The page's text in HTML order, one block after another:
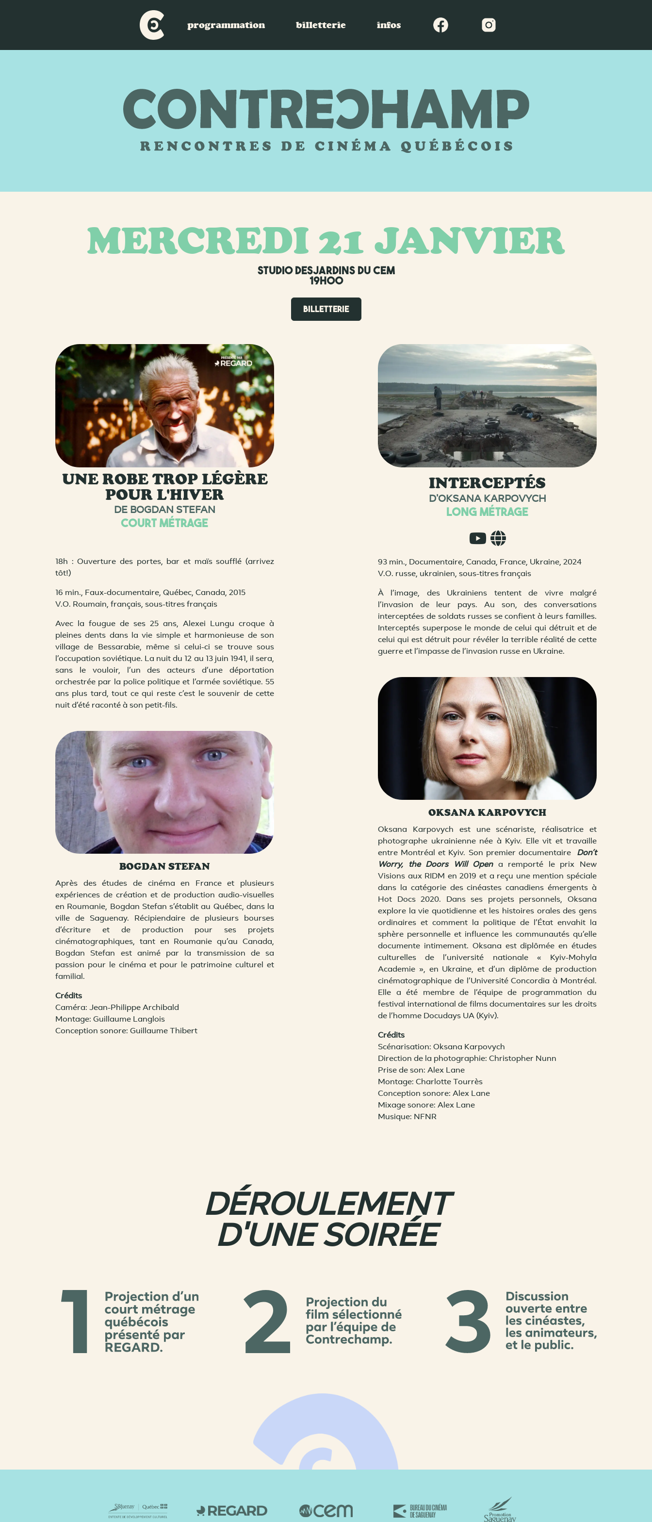
programmation billetterie infos
MERCREDI 21 JANVIER
STUDIO DESJARDINS DU CEM
19H00
BILLETTERIE
UNE ROBE TROP LÉGÈRE
POUR L'HIVER
DE BOGDAN STEFAN
COURT MÉTRAGE
18h : Ouverture des portes, bar et maïs soufflé (arrivez
tôt!)
16 min., Faux-documentaire, Québec, Canada, 2015
V.O. Roumain, français, sous-titres français
Avec la fougue de ses 25 ans, Alexei Lungu croque à
pleines dents dans la vie simple et harmonieuse de son
village de Bessarabie, même si celui-ci se trouve sous
l’occupation soviétique. La nuit du 12 au 13 juin 1941, il sera,
sans le vouloir, l’un des acteurs d’une déportation
orchestrée par la police politique et l’armée soviétique. 55
ans plus tard, tout ce qui reste c’est le souvenir de cette
nuit d’été raconté à son petit-fils.
BOGDAN STEFAN
Après des études de cinéma en France et plusieurs
expériences de création et de production audio-visuelles
en Roumanie, Bogdan Stefan s’établit au Québec, dans la
ville de Saguenay. Récipiendaire de plusieurs bourses
d’écriture et de production pour ses projets
cinématographiques, tant en Roumanie qu’au Canada,
Bogdan Stefan est animé par la transmission de sa
passion pour le cinéma et pour le patrimoine culturel et
familial.
Crédits
Caméra: Jean-Philippe Archibald
Montage: Guillaume Langlois
Conception sonore: Guillaume Thibert
INTERCEPTÉS
D'OKSANA KARPOVYCH
LONG MÉTRAGE
93 min., Documentaire, Canada, France, Ukraine, 2024
V.O. russe, ukrainien, sous-titres français
À l’image, des Ukrainiens tentent de vivre malgré
l’invasion de leur pays. Au son, des conversations
interceptées de soldats russes se confient à leurs familles.
Interceptés superpose le monde de celui qui détruit et de
celui qui est détruit pour révéler la terrible réalité de cette
guerre et l’impasse de l’invasion russe en Ukraine.
OKSANA KARPOVYCH
Oksana Karpovych est une scénariste, réalisatrice et
photographe ukrainienne née à Kyiv. Elle vit et travaille
entre Montréal et Kyiv. Son premier documentaire Don’t
Worry, the Doors Will Opena remporté le prix New
Visions aux RIDM en 2019 et a reçu une mention spéciale
dans la catégorie des cinéastes canadiens émergents à
Hot Docs 2020. Dans ses projets personnels, Oksana
explore la vie quotidienne et les histoires orales des gens
ordinaires et comment la politique de l’État envahit la
sphère personnelle et influence les communautés qu’elle
documente intimement. Oksana est diplômée en études
culturelles de l’université nationale « Kyiv-Mohyla
Academie », en Ukraine, et d’un diplôme de production
cinématographique de l’Université Concordia à Montréal.
Elle a été membre de l’équipe de programmation du
festival international de films documentaires sur les droits
de l’homme Docudays UA (Kyiv).
Crédits
Scénarisation: Oksana Karpovych
Direction de la photographie: Christopher Nunn
Prise de son: Alex Lane
Montage: Charlotte Tourrès
Conception sonore: Alex Lane
Mixage sonore: Alex Lane
Musique: NFNR
DÉROULEMENT
D'UNE SOIRÉE
Restez à l'affut de notre programmation...
et reçevez des offres exclusives!
Nom (facultatif)
Vous pouvez vous desabonner en tout temps.